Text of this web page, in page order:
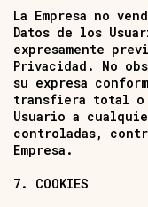
La Empresa no
Datos de los
expresamente
Privacidad. No
su expresa
transfiera total o
Usuario a
controladas,
Empresa.
7. COOKIES